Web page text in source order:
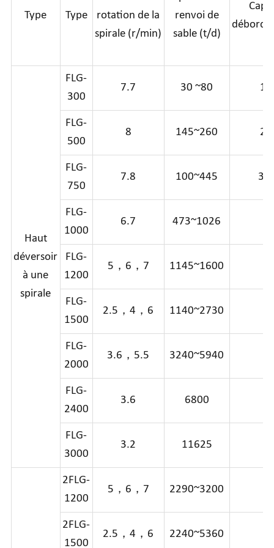
Type Type
rotation de la
spirale (r/min)
renvoi de
sable (t/d)
Haut
déversoir
à une
spirale
FLG-
300
7.7 30 ~80 10
FLG-
500
8 145~260 21
FLG-
750
7.8 100~445
FLG-
1000
6.7 473~1026
FLG-
1200
5，6，7 1145~1600
FLG-
1500
2.5，4，6 1140~2730
FLG-
2000
3.6，5.5 3240~5940
FLG-
2400
3.6 6800
FLG-
3000
3.2 11625
2FLG-
1200
5，6，7 2290~3200
2FLG-
1500
2.5，4，6 2240~5360